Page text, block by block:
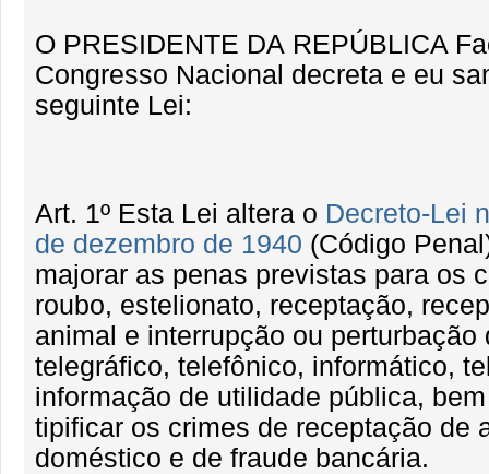
O PRESIDENTE DA REPÚBLICA
Congresso Nacional decreta e eu
seguinte Lei:
Art. 1º Esta Lei altera o Decreto-Lei
de dezembro de 1940 (Código
majorar as penas previstas para os
roubo, estelionato, receptação,
animal e interrupção ou perturbação
telegráfico, telefônico, informático,
informação de utilidade pública,
tipificar os crimes de receptação de
doméstico e de fraude bancária.